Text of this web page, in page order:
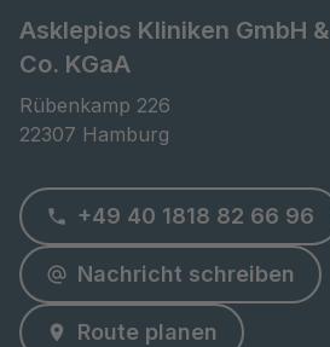
Asklepios Kliniken GmbH &
Co. KGaA
Rübenkamp 226
22307 Hamburg
+49 40 1818 82 66 96
Nachricht schreiben
Route planen